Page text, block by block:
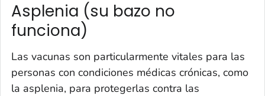
Asplenia (su bazo no
funciona)
Las vacunas son particularmente vitales para las
personas con condiciones médicas crónicas, como
la asplenia, para protegerlas contra las